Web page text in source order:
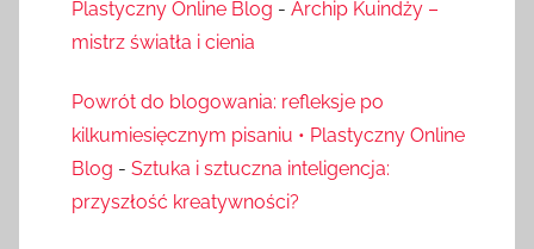
Plastyczny Online Blog - Archip Kuindży –
mistrz światła i cienia
Powrót do blogowania: refleksje po
kilkumiesięcznym pisaniu • Plastyczny Online
Blog - Sztuka i sztuczna inteligencja:
przyszłość kreatywności?